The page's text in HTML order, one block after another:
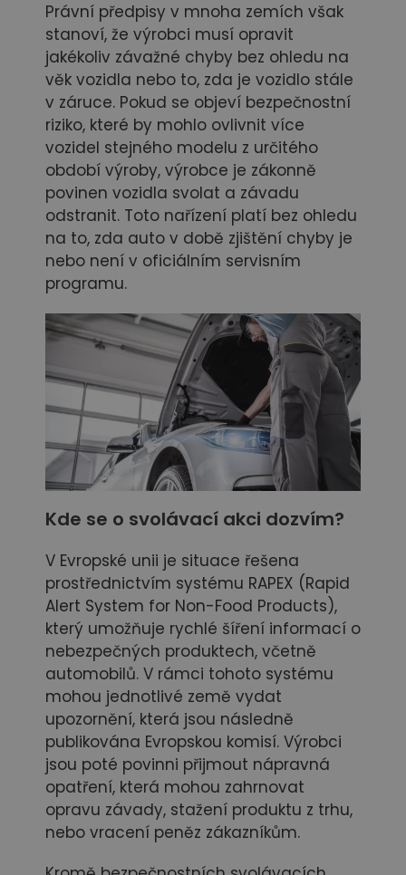
Právní předpisy v mnoha zemích však
stanoví, že výrobci musí opravit
jakékoliv závažné chyby bez ohledu na
věk vozidla nebo to, zda je vozidlo stále
v záruce. Pokud se objeví bezpečnostní
riziko, které by mohlo ovlivnit více
vozidel stejného modelu z určitého
období výroby, výrobce je zákonně
povinen vozidla svolat a závadu
odstranit. Toto nařízení platí bez ohledu
na to, zda auto v době zjištění chyby je
nebo není v oficiálním servisním
programu.
Kde se o svolávací akci dozvím?
V Evropské unii je situace řešena
prostřednictvím systému RAPEX (Rapid
Alert System for Non-Food Products),
který umožňuje rychlé šíření informací o
nebezpečných produktech, včetně
automobilů. V rámci tohoto systému
mohou jednotlivé země vydat
upozornění, která jsou následně
publikována Evropskou komisí. Výrobci
jsou poté povinni přijmout nápravná
opatření, která mohou zahrnovat
opravu závady, stažení produktu z trhu,
nebo vracení peněz zákazníkům.